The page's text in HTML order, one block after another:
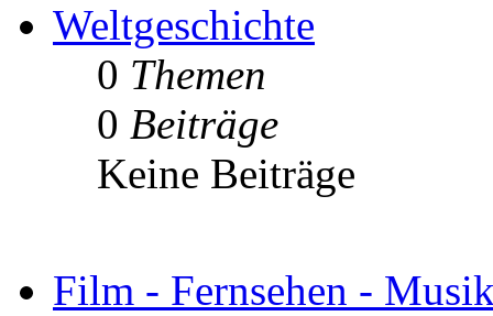
Weltgeschichte
0 Themen
0 Beiträge
Keine Beiträge
Film - Fernsehen -